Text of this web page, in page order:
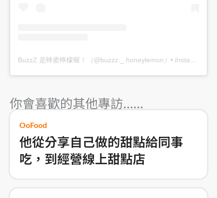
BuzzZ 是蜂蜜檸檬喔！ （@buzzz._.honeylemon ）• Instagram 相片與影片
你會喜歡的其他專訪......
OoFood
他從分享自己做的甜點給同事
吃，到經營線上甜點店